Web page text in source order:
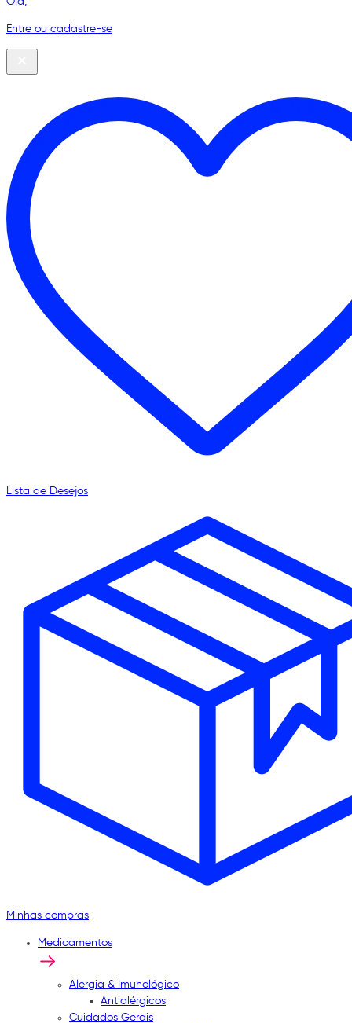
Entre ou cadastre-se
Lista de Desejos
Minhas compras
Medicamentos
Alergia & Imunológico
Antialérgicos
Cuidados Gerais